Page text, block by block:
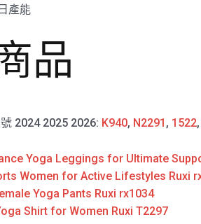
產能
品
2024 2025 2026: K940, N2291 , 1522,
Yoga Leggings for Ultimate
Women for Active Lifestyles Ruxi
Yoga Pants Ruxi rx1034
Shirt for Women Ruxi T2297